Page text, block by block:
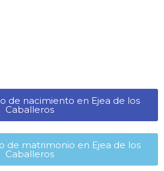
de nacimiento en Ejea de los
Caballeros​
de matrimonio en Ejea de los
Caballeros​